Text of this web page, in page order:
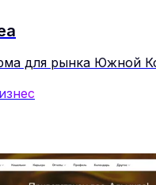
для рынка Южной